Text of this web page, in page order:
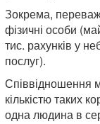
Зокрема,
фізичні особи
тис. рахунків у
послуг).
Співвідношення
кількістю таких
одна людина в